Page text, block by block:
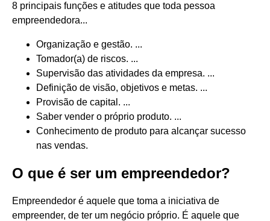
8 principais funções e atitudes que toda pessoa
empreendedora...
Organização e gestão. ...
Tomador(a) de riscos. ...
Supervisão das atividades da empresa. ...
Definição de visão, objetivos e metas. ...
Provisão de capital. ...
Saber vender o próprio produto. ...
Conhecimento de produto para alcançar sucesso
nas vendas.
O que é ser um empreendedor?
Empreendedor é aquele que toma a iniciativa de
empreender, de ter um negócio próprio. É aquele que